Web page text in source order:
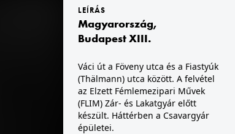
Kossuth Lajos utca 7-9., az Úttörő Áruház kirakata.
LEÍRÁS
Magyarország,
Budapest XIII.
Váci út a Föveny utca és a Fiastyúk
(Thälmann) utca között. A felvétel
az Elzett Fémlemezipari Művek
(FLIM) Zár- és Lakatgyár előtt
készült. Háttérben a Csavargyár
épületei.